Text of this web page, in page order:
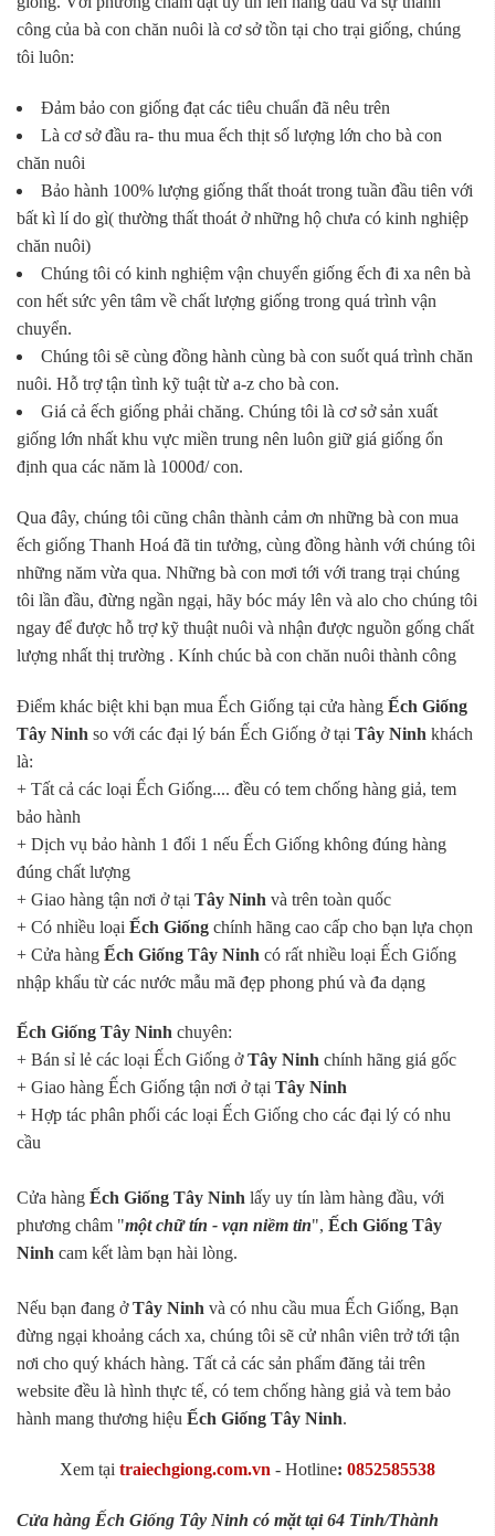
công của bà con chăn nuôi là cơ sở tồn tại cho trại giống, chúng
tôi luôn:
Đảm bảo con giống đạt các tiêu chuẩn đã nêu trên
Là cơ sở đầu ra- thu mua ếch thịt số lượng lớn cho bà con
chăn nuôi
Bảo hành 100% lượng giống thất thoát trong tuần đầu tiên với
bất kì lí do gì( thường thất thoát ở những hộ chưa có kinh nghiệp
chăn nuôi)
Chúng tôi có kinh nghiệm vận chuyển giống ếch đi xa nên bà
con hết sức yên tâm về chất lượng giống trong quá trình vận
chuyển.
Chúng tôi sẽ cùng đồng hành cùng bà con suốt quá trình chăn
nuôi. Hỗ trợ tận tình kỹ tuật từ a-z cho bà con.
Giá cả ếch giống phải chăng. Chúng tôi là cơ sở sản xuất
giống lớn nhất khu vực miền trung nên luôn giữ giá giống ổn
định qua các năm là 1000đ/ con.
Qua đây, chúng tôi cũng chân thành cảm ơn những bà con mua
ếch giống Thanh Hoá đã tin tưởng, cùng đồng hành với chúng tôi
những năm vừa qua. Những bà con mơi tới với trang trại chúng
tôi lần đầu, đừng ngần ngại, hãy bóc máy lên và alo cho chúng tôi
ngay để được hỗ trợ kỹ thuật nuôi và nhận được nguồn gống chất
lượng nhất thị trường . Kính chúc bà con chăn nuôi thành công
Điểm khác biệt khi bạn mua Ếch Giống tại cửa hàng Ếch Giống
Tây Ninh so với các đại lý bán Ếch Giống ở tại Tây Ninh khách
là:
+ Tất cả các loại Ếch Giống.... đều có tem chống hàng giả, tem
bảo hành
+ Dịch vụ bảo hành 1 đổi 1 nếu Ếch Giống không đúng hàng
đúng chất lượng
+ Giao hàng tận nơi ở tại Tây Ninh và trên toàn quốc
+ Có nhiều loại Ếch Giống chính hãng cao cấp cho bạn lựa chọn
+ Cửa hàng Ếch Giống Tây Ninh có rất nhiều loại Ếch Giống
nhập khẩu từ các nước mẫu mã đẹp phong phú và đa dạng
Ếch Giống Tây Ninh chuyên:
+ Bán sỉ lẻ các loại Ếch Giống ởTây Ninh chính hãng giá gốc
+ Giao hàng Ếch Giống tận nơi ở tại Tây Ninh
+ Hợp tác phân phối các loại Ếch Giống cho các đại lý có nhu
cầu
Cửa hàng Ếch Giống Tây Ninh lấy uy tín làm hàng đầu, với
phương châm "một chữ tín - vạn niềm tin", Ếch Giống Tây
Ninh cam kết làm bạn hài lòng.
Nếu bạn đang ởTây Ninh và có nhu cầu mua Ếch Giống, Bạn
đừng ngại khoảng cách xa, chúng tôi sẽ cử nhân viên trở tới tận
nơi cho quý khách hàng. Tất cả các sản phẩm đăng tải trên
website đều là hình thực tế, có tem chống hàng giả và tem bảo
hành mang thương hiệu Ếch Giống Tây Ninh.
Xem tại traiechgiong.com.vn - Hotline: 0852585538
Cửa hàng Ếch Giống Tây Ninh có mặt tại 64 Tỉnh/Thành